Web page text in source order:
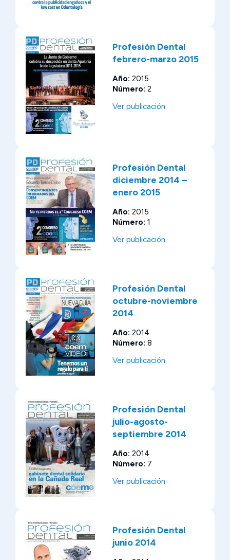
Profesión Dental
febrero-marzo 2015
Año: 2015
Número: 2
Ver publicación
Profesión Dental
diciembre 2014 –
enero 2015
Año: 2015
Número: 1
Ver publicación
Profesión Dental
octubre-noviembre
2014
Año: 2014
Número: 8
Ver publicación
Profesión Dental
julio-agosto-
septiembre 2014
Año: 2014
Número: 7
Ver publicación
Profesión Dental
junio 2014